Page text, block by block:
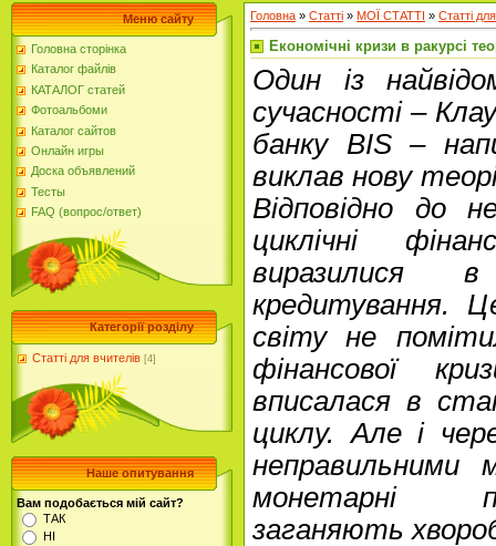
Меню сайту
Головна сторінка
Каталог файлів
КАТАЛОГ статей
Фотоальбоми
Каталог сайтов
Онлайн игры
Доска объявлений
Тесты
FAQ (вопрос/ответ)
Категорії розділу
Статті для вчителів [4]
Наше опитування
Вам подобається мій сайт?
ТАК
НІ
Головна » Статті » МОЇ СТАТТІ » Статті
Економічні кризи в ракурсі
Один із
сучасності –
банку BIS –
виклав нову
Відповідно до
циклічні
виразилися
кредитування.
світу не
фінансової
вписалася в
циклу. Але і
неправильними
монетарні
заганяють